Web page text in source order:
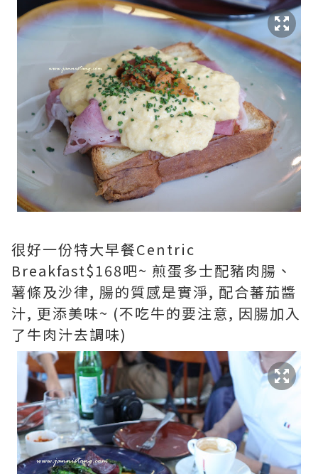
很好一份特大早餐Centric
Breakfast$168吧~ 煎蛋多士配豬肉腸、
薯條及沙律, 腸的質感是實淨, 配合蕃茄醬
汁, 更添美味~ (不吃牛的要注意, 因腸加入
了牛肉汁去調味)